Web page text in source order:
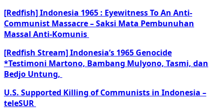
[Redfish] Indonesia 1965 : Eyewitness To An Anti-
Communist Massacre – Saksi Mata Pembunuhan
Massal Anti-Komunis
[Redfish Stream] Indonesia’s 1965 Genocide
*Testimoni Martono, Bambang Mulyono, Tasmi, dan
Bedjo Untung,
U.S. Supported Killing of Communists in Indonesia –
teleSUR